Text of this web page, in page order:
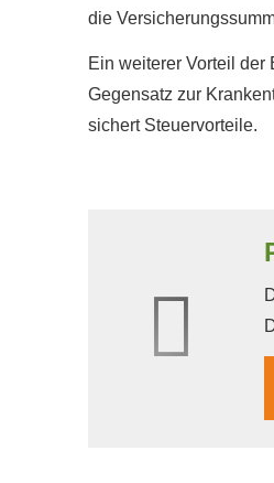
die
Ein weiterer Vorteil
Gegensatz zur
sichert Steuervorteile.